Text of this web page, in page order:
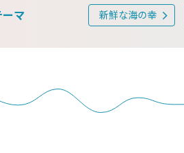
ーマ 新鮮な海の幸